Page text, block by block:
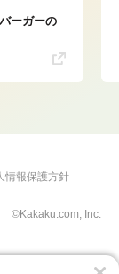
ーガーの
情報保護方針
©Kakaku.com, Inc.